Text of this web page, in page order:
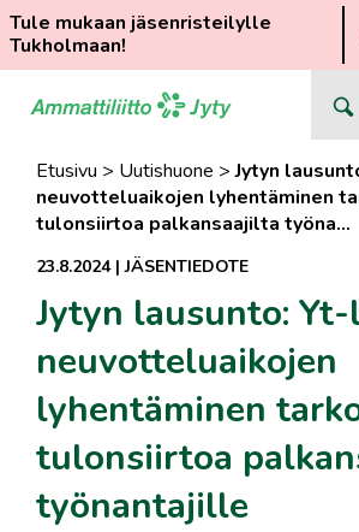
Tule mukaan jäsenristeilylle
Tukholmaan!
suoraan
Etusivu > Uutishuone >Jytyn
neuvotteluaikojen lyhentäminen
tulonsiirtoa palkansaajilta työna…
23.8.2024|JÄSENTIEDOTE
Jytyn lausunto:
neuvotteluaikojen
lyhentäminen
tulonsiirtoa
työnantajille